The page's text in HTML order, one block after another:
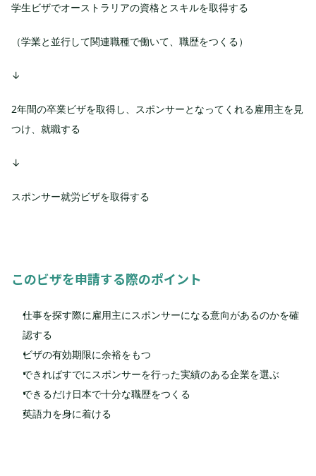
学生ビザでオーストラリアの資格とスキルを取得する
（学業と並行して関連職種で働いて、職歴をつくる）
↓
2年間の卒業ビザを取得し、スポンサーとなってくれる雇用主を見
つけ、就職する
↓
スポンサー就労ビザを取得する
このビザを申請する際のポイント
仕事を探す際に雇用主にスポンサーになる意向があるのかを確
認する
ビザの有効期限に余裕をもつ
できればすでにスポンサーを行った実績のある企業を選ぶ
できるだけ日本で十分な職歴をつくる
英語力を身に着ける